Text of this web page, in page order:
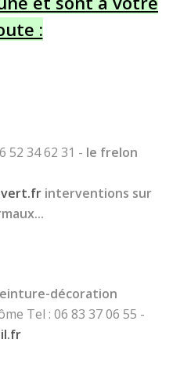
:
52 34 62 31 - le frelon
interventions sur
décoration
Tel : 06 83 37 06 55 -